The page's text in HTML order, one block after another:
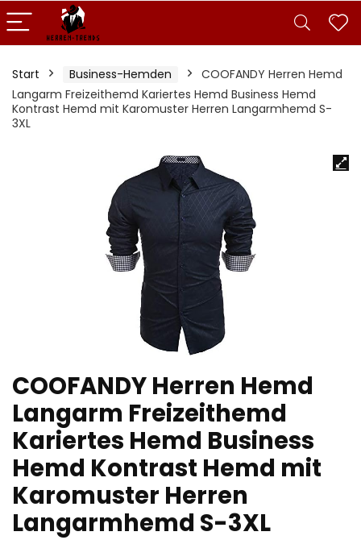
Start Business-Hemden
COOFANDY Herren Hemd
Langarm Freizeithemd Kariertes Hemd Business Hemd
Kontrast Hemd mit Karomuster Herren Langarmhemd S-
3XL
COOFANDY Herren Hemd
Langarm Freizeithemd
Kariertes Hemd Business
Hemd Kontrast Hemd mit
Karomuster Herren
Langarmhemd S-3XL